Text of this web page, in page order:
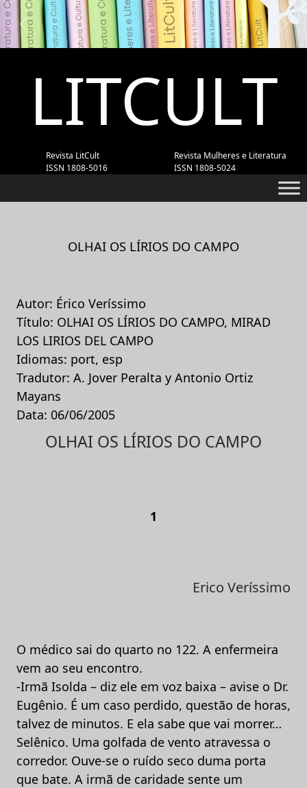
Previous Next
LITCULT
Revista LitCult
ISSN 1808-5016
Revista Mulheres e Literatura
ISSN 1808-5024
OLHAI OS LÍRIOS DO CAMPO
Autor: Érico Veríssimo
Título: OLHAI OS LÍRIOS DO CAMPO, MIRAD
LOS LIRIOS DEL CAMPO
Idiomas: port, esp
Tradutor: A. Jover Peralta y Antonio Ortiz
Mayans
Data: 06/06/2005
OLHAI OS LÍRIOS DO CAMPO
1
Erico Veríssimo
O médico sai do quarto no 122. A enfermeira
vem ao seu encontro.
-Irmã Isolda – diz ele em voz baixa – avise o Dr.
Eugênio. É um caso perdido, questão de horas,
talvez de minutos. E ela sabe que vai morrer…
Selênico. Uma golfada de vento atravessa o
corredor. Ouve-se o ruído seco duma porta
que bate. A irmã de caridade sente um